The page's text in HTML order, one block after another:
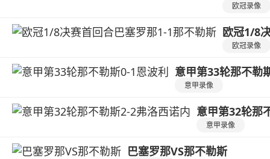
欧冠录像
欧冠1/8
欧冠录像
意甲第33轮那不勒
意甲录像
意甲第32轮那
意甲录像
巴塞罗那VS那不勒斯